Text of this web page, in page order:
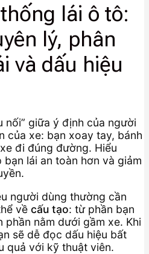
lái ô tô:
lý, phân
và dấu hiệu
nối” giữa ý định của người
của xe: bạn xoay tay, bánh
đi đúng đường. Hiểu
lái an toàn hơn và giảm
người dùng thường cần
về cấu tạo: từ phần bạn
phần nằm dưới gầm xe. Khi
sẽ dễ đọc dấu hiệu bất
quả với kỹ thuật viên.